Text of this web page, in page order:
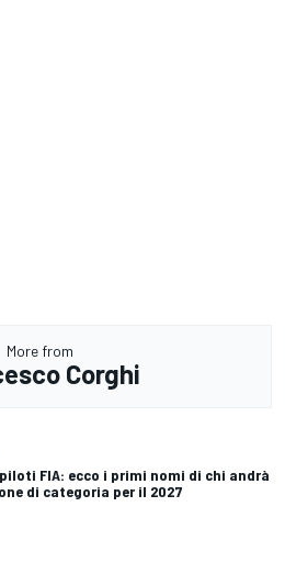
More from
Corghi
FIA: ecco i primi nomi di chi andrà
di categoria per il 2027